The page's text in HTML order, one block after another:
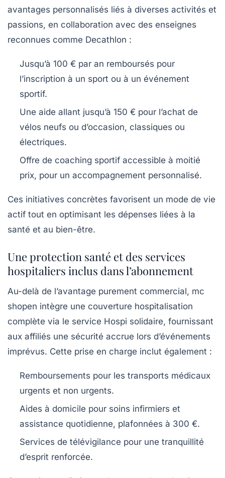
avantages personnalisés liés à diverses activités et
passions, en collaboration avec des enseignes
reconnues comme Decathlon :
Jusqu’à 100 € par an remboursés pour
l’inscription à un sport ou à un événement
sportif.
Une aide allant jusqu’à 150 € pour l’achat de
vélos neufs ou d’occasion, classiques ou
électriques.
Offre de coaching sportif accessible à moitié
prix, pour un accompagnement personnalisé.
Ces initiatives concrètes favorisent un mode de vie
actif tout en optimisant les dépenses liées à la
santé et au bien-être.
Une protection santé et des services
hospitaliers inclus dans l’abonnement
Au-delà de l’avantage purement commercial, mc
shopen intègre une couverture hospitalisation
complète via le service Hospi solidaire, fournissant
aux affiliés une sécurité accrue lors d’événements
imprévus. Cette prise en charge inclut également :
Remboursements pour les transports médicaux
urgents et non urgents.
Aides à domicile pour soins infirmiers et
assistance quotidienne, plafonnées à 300 €.
Services de télévigilance pour une tranquillité
d’esprit renforcée.